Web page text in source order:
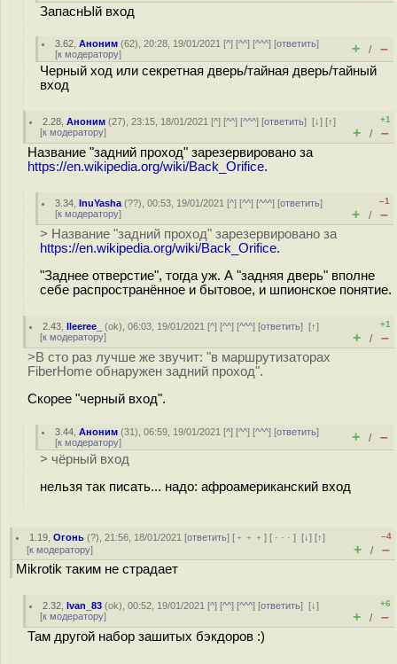
ЗапаснЫй вход
3.62 ,Аноним (62), 20:28, 19/01/2021 [^] [^^] [^^^] [ответить]
[к модератору] + / –
Черный ход или секретная дверь/тайная дверь/тайный
вход
2.28 ,Аноним (27), 23:15, 18/01/2021 [^] [^^] [^^^] [ответить][↓] [↑]
[к модератору]
+1
+ / –
Название "задний проход" зарезервировано за
https://en.wikipedia.org/wiki/Back_Orifice.
3.34 ,InuYasha (??), 00:53, 19/01/2021 [^] [^^] [^^^] [ответить]
[к модератору]
–1
+ / –
> Название "задний проход" зарезервировано за
https://en.wikipedia.org/wiki/Back_Orifice.
"Заднее отверстие", тогда уж. А "задняя дверь" вполне
себе распространённое и бытовое, и шпионское понятие.
2.43 ,lleeree_ (ok), 06:03, 19/01/2021 [^] [^^] [^^^] [ответить][↑]
[к модератору]
+1
+ / –
>В сто раз лучше же звучит: "в маршрутизаторах
FiberHome обнаружен задний проход".
Скорее "черный вход".
3.44 ,Аноним (31), 06:59, 19/01/2021 [^] [^^] [^^^] [ответить]
[к модератору] + / –
> чёрный вход
нельзя так писать... надо: афроамериканский вход
1.19 ,Огонь (?), 21:56, 18/01/2021 [ответить] [ ﹢﹢﹢] [ · · ·][↓] [↑]
[к модератору]
–4
+ / –
Mikrotik таким не страдает
2.32 ,Ivan_83 (ok), 00:52, 19/01/2021 [^] [^^] [^^^] [ответить][↓]
[к модератору]
+6
+ / –
Там другой набор зашитых бэкдоров :)